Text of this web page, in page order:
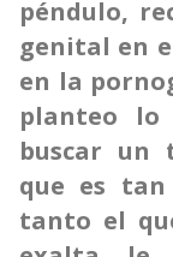
péndulo,
genital en
en la
planteo lo
buscar un
que es tan
tanto el